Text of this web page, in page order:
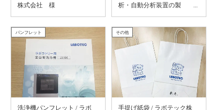
株式会社 様
析・自動分析装置の製
パンフレット
洗浄機パンフレット / ラボ
その他
手提げ紙袋 / ラボテック株